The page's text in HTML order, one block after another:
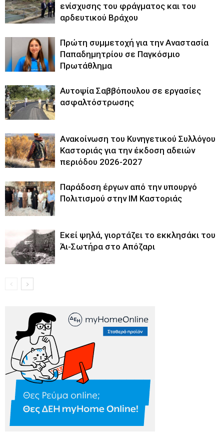
ενίσχυσης του φράγματος και του
αρδευτικού Βράχου
Πρώτη συμμετοχή για την Αναστασία
Παπαδημητρίου σε Παγκόσμιο
Πρωτάθλημα
Αυτοψία Σαββόπουλου σε εργασίες
ασφαλτόστρωσης
Ανακοίνωση του Κυνηγετικού Συλλόγου
Καστοριάς για την έκδοση αδειών
περιόδου 2026-2027
Παράδοση έργων από την υπουργό
Πολιτισμού στην ΙΜ Καστοριάς
Εκεί ψηλά, γιορτάζει το εκκλησάκι του
Άι-Σωτήρα στο Απόζαρι